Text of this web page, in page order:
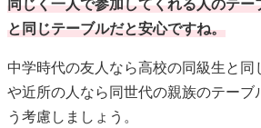
一言伝えておくと◎。
子連れのゲストの配置
小さいお子さんと一緒に出席してくれ